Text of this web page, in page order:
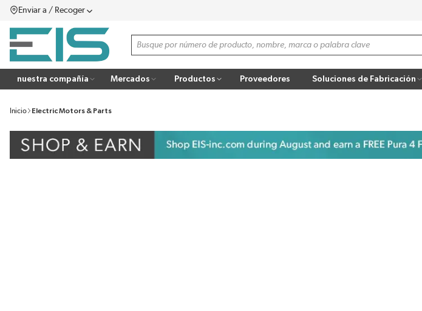
SALTAR AL CONTENIDO PRINCIPAL
Enviar a / Recoger
menú
Búsqueda de sitio
nuestra compañía Mercados Productos
more info Proveedores Soluciones de Fabricación
Inicio Electric Motors & Parts